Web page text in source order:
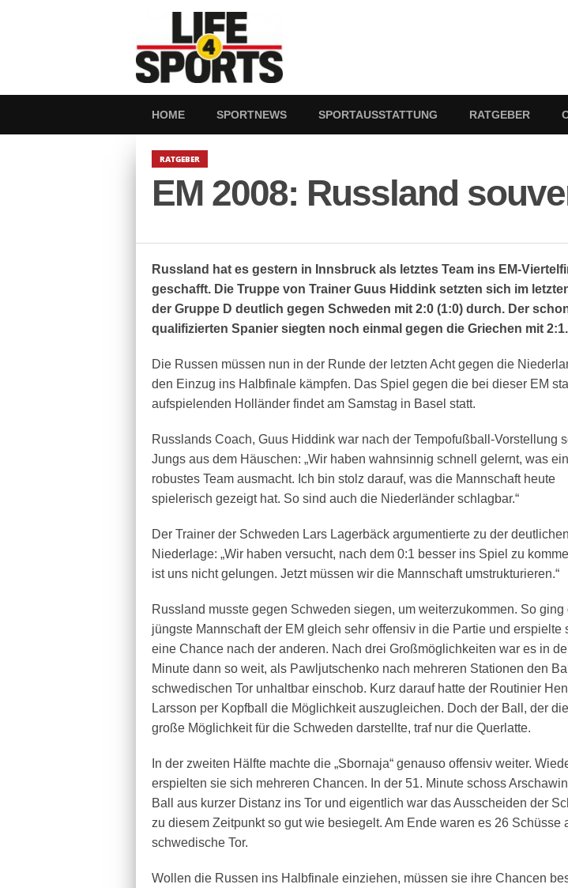
HOME SPORTNEWS SPORTAUSSTATTUNG RATGEBER
RATGEBER
EM 2008: Russland
Russland hat es gestern in Innsbruck als letztes Team ins EM-
geschafft. Die Truppe von Trainer Guus Hiddink setzten sich im
der Gruppe D deutlich gegen Schweden mit 2:0 (1:0) durch. Der
qualifizierten Spanier siegten noch einmal gegen die Griechen mit 2:1.
Die Russen müssen nun in der Runde der letzten Acht gegen die
den Einzug ins Halbfinale kämpfen. Das Spiel gegen die bei dieser EM
aufspielenden Holländer findet am Samstag in Basel statt.
Russlands Coach, Guus Hiddink war nach der Tempofußball-Vorstellung
Jungs aus dem Häuschen: „Wir haben wahnsinnig schnell gelernt, was ein
robustes Team ausmacht. Ich bin stolz darauf, was die Mannschaft heute
spielerisch gezeigt hat. So sind auch die Niederländer schlagbar.“
Der Trainer der Schweden Lars Lagerbäck argumentierte zu der deutlichen
Niederlage: „Wir haben versucht, nach dem 0:1 besser ins Spiel zu
ist uns nicht gelungen. Jetzt müssen wir die Mannschaft umstrukturieren.“
Russland musste gegen Schweden siegen, um weiterzukommen. So ging
jüngste Mannschaft der EM gleich sehr offensiv in die Partie und erspielte
eine Chance nach der anderen. Nach drei Großmöglichkeiten war es in
Minute dann so weit, als Pawljutschenko nach mehreren Stationen den
schwedischen Tor unhaltbar einschob. Kurz darauf hatte der Routinier
Larsson per Kopfball die Möglichkeit auszugleichen. Doch der Ball, der
große Möglichkeit für die Schweden darstellte, traf nur die Querlatte.
In der zweiten Hälfte machte die „Sbornaja“ genauso offensiv weiter.
erspielten sie sich mehreren Chancen. In der 51. Minute schoss
Ball aus kurzer Distanz ins Tor und eigentlich war das Ausscheiden der
zu diesem Zeitpunkt so gut wie besiegelt. Am Ende waren es 26 Schüsse
schwedische Tor.
Wollen die Russen ins Halbfinale einziehen, müssen sie ihre Chancen